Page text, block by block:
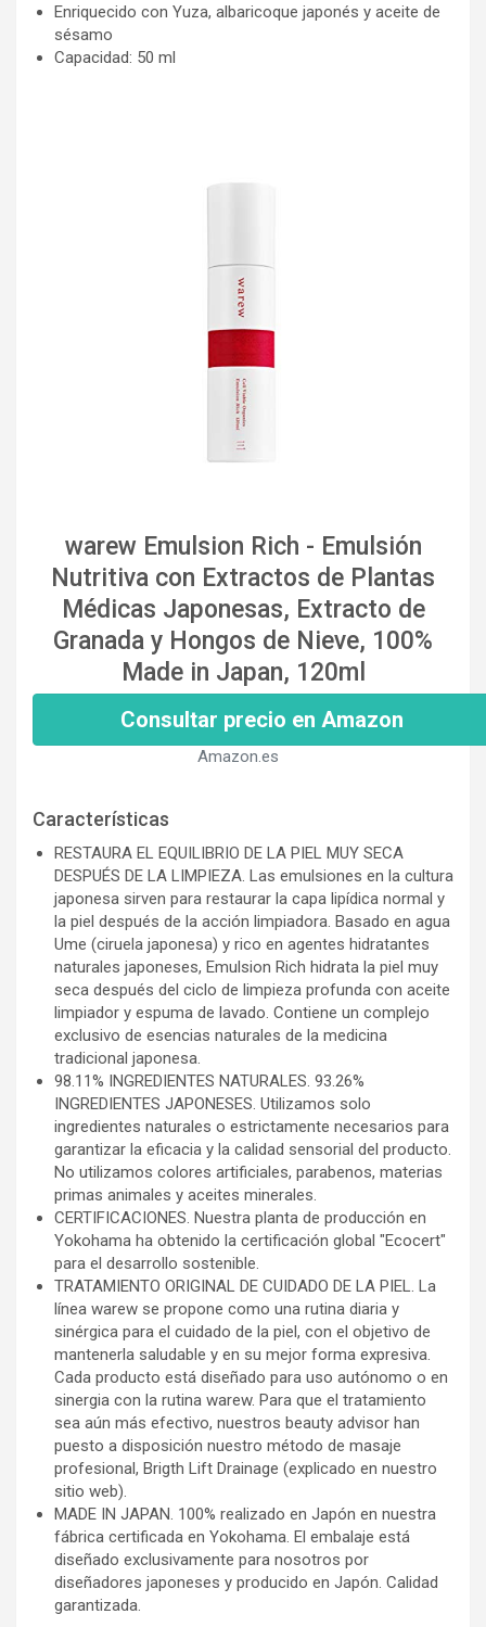
Enriquecido con Yuza, albaricoque japonés y aceite de
sésamo
Capacidad: 50 ml
warew Emulsion Rich - Emulsión
Nutritiva con Extractos de Plantas
Médicas Japonesas, Extracto de
Granada y Hongos de Nieve, 100%
Made in Japan, 120ml
Consultar precio en Amazon
Amazon.es
Características
RESTAURA EL EQUILIBRIO DE LA PIEL MUY SECA
DESPUÉS DE LA LIMPIEZA. Las emulsiones en la cultura
japonesa sirven para restaurar la capa lipídica normal y
la piel después de la acción limpiadora. Basado en agua
Ume (ciruela japonesa) y rico en agentes hidratantes
naturales japoneses, Emulsion Rich hidrata la piel muy
seca después del ciclo de limpieza profunda con aceite
limpiador y espuma de lavado. Contiene un complejo
exclusivo de esencias naturales de la medicina
tradicional japonesa.
98.11% INGREDIENTES NATURALES. 93.26%
INGREDIENTES JAPONESES. Utilizamos solo
ingredientes naturales o estrictamente necesarios para
garantizar la eficacia y la calidad sensorial del producto.
No utilizamos colores artificiales, parabenos, materias
primas animales y aceites minerales.
CERTIFICACIONES. Nuestra planta de producción en
Yokohama ha obtenido la certificación global "Ecocert"
para el desarrollo sostenible.
TRATAMIENTO ORIGINAL DE CUIDADO DE LA PIEL. La
línea warew se propone como una rutina diaria y
sinérgica para el cuidado de la piel, con el objetivo de
mantenerla saludable y en su mejor forma expresiva.
Cada producto está diseñado para uso autónomo o en
sinergia con la rutina warew. Para que el tratamiento
sea aún más efectivo, nuestros beauty advisor han
puesto a disposición nuestro método de masaje
profesional, Brigth Lift Drainage (explicado en nuestro
sitio web).
MADE IN JAPAN. 100% realizado en Japón en nuestra
fábrica certificada en Yokohama. El embalaje está
diseñado exclusivamente para nosotros por
diseñadores japoneses y producido en Japón. Calidad
garantizada.